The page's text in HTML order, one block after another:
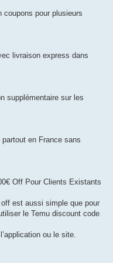
coupons pour plusieurs
livraison express dans
supplémentaire sur les
en France sans
Off Pour Clients Existants
est aussi simple que pour
le Temu discount code
ou le site.